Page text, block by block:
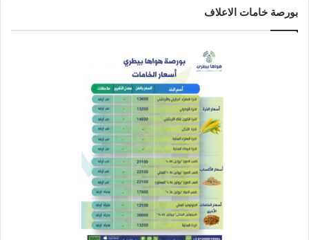
بورصة خامات الاعلاف